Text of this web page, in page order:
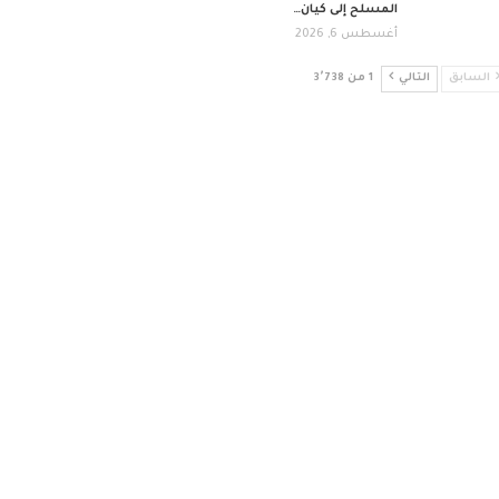
المسلح إلى كيان…
أغسطس 6, 2026
السابق التالي 1 من 3٬738